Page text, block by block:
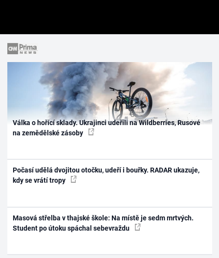
Válka o hořící sklady. Ukrajinci udeřili na Wildberries, Rusové
na zemědělské zásoby
Počasí udělá dvojitou otočku, udeří i bouřky. RADAR ukazuje,
kdy se vrátí tropy
Masová střelba v thajské škole: Na místě je sedm mrtvých.
Student po útoku spáchal sebevraždu